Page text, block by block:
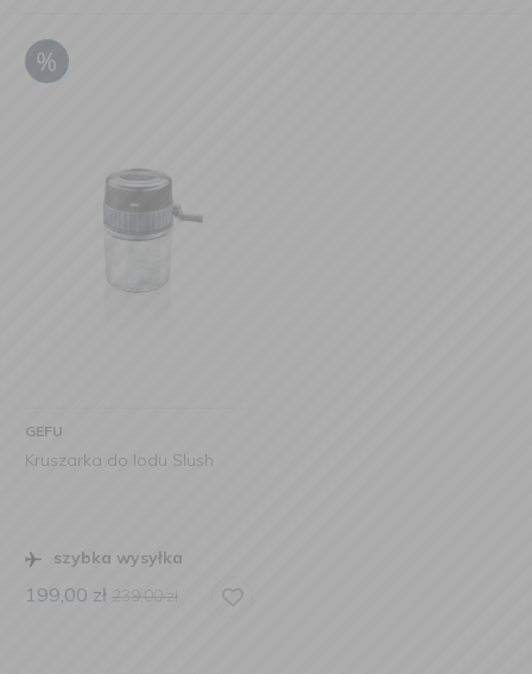
GEFU
Kruszarka do lodu Slush
szybka wysyłka
199,00 zł 239,00zł